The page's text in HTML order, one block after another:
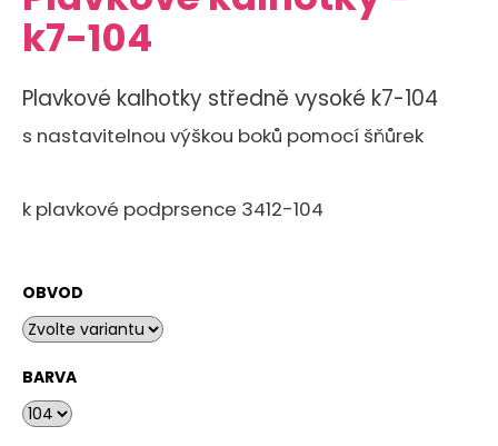
0,0
hvězdiček.
k7-104
Plavkové kalhotky středně vysoké k7-104
s nastavitelnou výškou boků pomocí šňůrek
k plavkové podprsence 3412-104
OBVOD
BARVA
a
j
í
t
?
o
p
o